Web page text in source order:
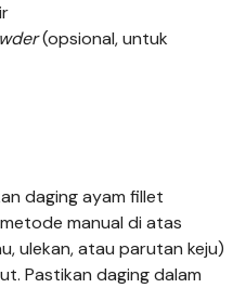
(opsional, untuk
daging ayam fillet
manual di atas
ulekan, atau parutan keju)
Pastikan daging dalam